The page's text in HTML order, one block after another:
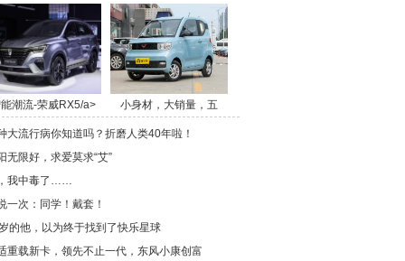
潮流-荣威RX5/a>
小身材，大销量，五
菱/a>
大流行病你知道吗？折磨人类40年啦！
无限好，求爱莫求“艾”
我中毒了……
一次：同学！戴套！
的他，以为终于找到了快乐星球
重载新卡，领先不止一代，东风小康创富